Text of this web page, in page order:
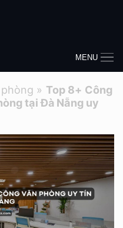
MENU
» Top 8+ Công
tại Đà Nẵng uy